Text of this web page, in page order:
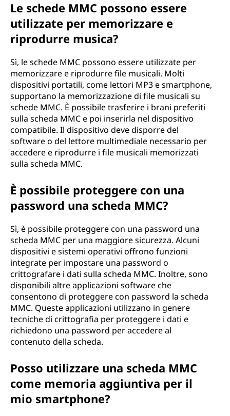
Le schede MMC possono essere
utilizzate per memorizzare e
riprodurre musica?
Sì, le schede MMC possono essere utilizzate per
memorizzare e riprodurre file musicali. Molti
dispositivi portatili, come lettori MP3 e smartphone,
supportano la memorizzazione di file musicali su
schede MMC. È possibile trasferire i brani preferiti
sulla scheda MMC e poi inserirla nel dispositivo
compatibile. Il dispositivo deve disporre del
software o del lettore multimediale necessario per
accedere e riprodurre i file musicali memorizzati
sulla scheda MMC.
È possibile proteggere con una
password una scheda MMC?
Sì, è possibile proteggere con una password una
scheda MMC per una maggiore sicurezza. Alcuni
dispositivi e sistemi operativi offrono funzioni
integrate per impostare una password o
crittografare i dati sulla scheda MMC. Inoltre, sono
disponibili altre applicazioni software che
consentono di proteggere con password la scheda
MMC. Queste applicazioni utilizzano in genere
tecniche di crittografia per proteggere i dati e
richiedono una password per accedere al
contenuto della scheda.
Posso utilizzare una scheda MMC
come memoria aggiuntiva per il
mio smartphone?